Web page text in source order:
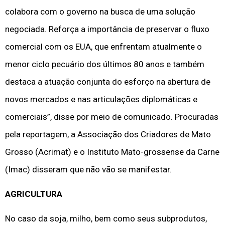
colabora com o governo na busca de uma solução
negociada. Reforça a importância de preservar o fluxo
comercial com os EUA, que enfrentam atualmente o
menor ciclo pecuário dos últimos 80 anos e também
destaca a atuação conjunta do esforço na abertura de
novos mercados e nas articulações diplomáticas e
comerciais”, disse por meio de comunicado. Procuradas
pela reportagem, a Associação dos Criadores de Mato
Grosso (Acrimat) e o Instituto Mato-grossense da Carne
(Imac) disseram que não vão se manifestar.
AGRICULTURA
No caso da soja, milho, bem como seus subprodutos,